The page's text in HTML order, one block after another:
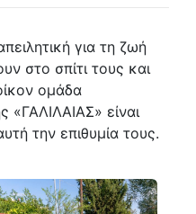
για τη ζωή
στο σπίτι τους και
ομάδα
«ΓΑΛΙΛΑΙΑΣ» είναι
την επιθυμία τους.